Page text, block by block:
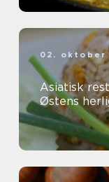
02. oktober
Asiatisk
Østens